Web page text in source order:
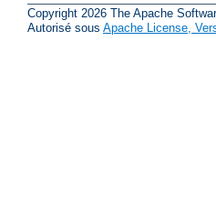
Copyright 2026 The Apache
Autorisé sous Apache License,